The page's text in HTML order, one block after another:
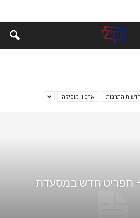
חדשות התרבות ארכיון מוסיקה
תפריט חדש במסעדת